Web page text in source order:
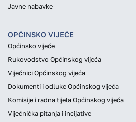
Javne nabavke
OPĆINSKO VIJEĆE
Općinsko vijeće
Rukovodstvo Općinskog vijeća
Vijećnici Općinskog vijeća
Dokumenti i odluke Općinskog vijeća
Komisije i radna tijela Općinskog vijeća
Vijećnička pitanja i incijative